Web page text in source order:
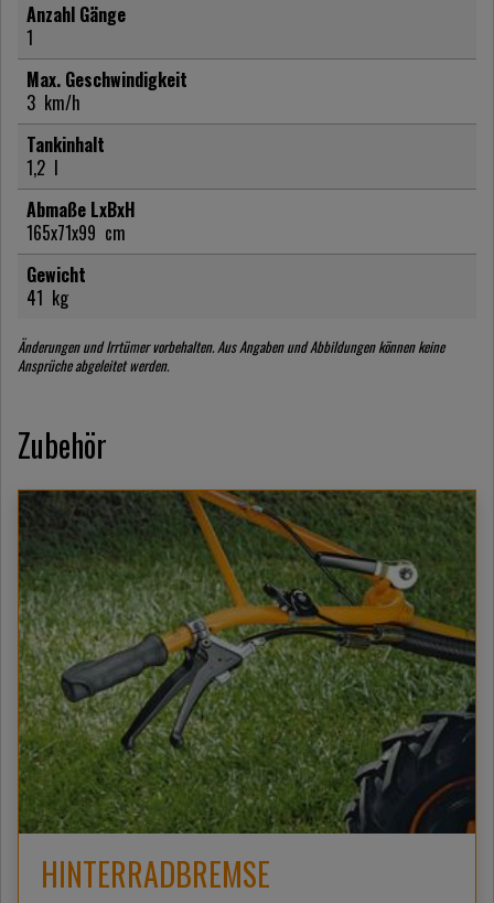
Anzahl Gänge
1
Max. Geschwindigkeit
3 km/h
Tankinhalt
1,2 l
Abmaße LxBxH
165x71x99 cm
Gewicht
41 kg
Änderungen und Irrtümer vorbehalten. Aus Angaben und Abbildungen können keine
Ansprüche abgeleitet werden.
Zubehör
HINTERRADBREMSE